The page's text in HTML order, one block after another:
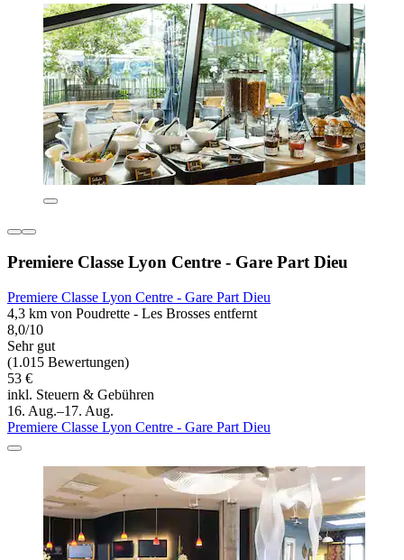
Premiere Classe Lyon Centre - Gare Part Dieu
Premiere Classe Lyon Centre - Gare Part Dieu
4,3 km von Poudrette - Les Brosses entfernt
8,0/10
Sehr gut
(1.015 Bewertungen)
53 €
inkl. Steuern & Gebühren
16. Aug.–17. Aug.
Premiere Classe Lyon Centre - Gare Part Dieu